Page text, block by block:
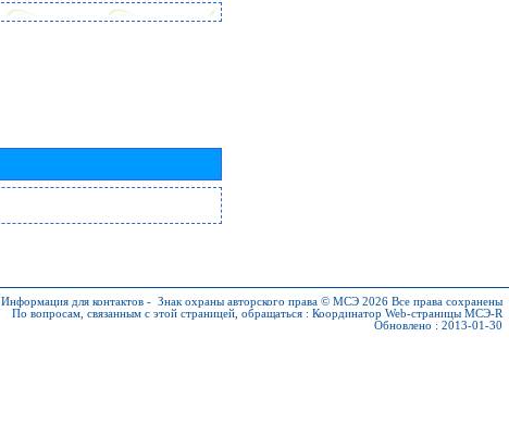
Информация для контактов - Знак охраны авторского права © МСЭ 2026 Все права сохранены
По вопросам, связанным с этой страницей, обращаться : Координатор Web-страницы МСЭ-R
Обновлено : 2013-01-30